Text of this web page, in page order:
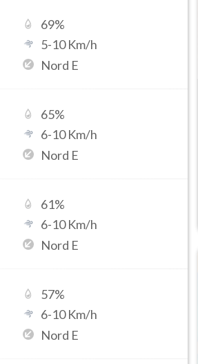
69%
5-10Km/h
Nord E
65%
6-10Km/h
Nord E
61%
6-10Km/h
Nord E
57%
6-10Km/h
Nord E